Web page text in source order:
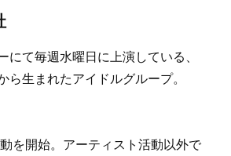
にて毎週水曜日に上演している、
ら生まれたアイドルグループ。
を開始。アーティスト活動以外で